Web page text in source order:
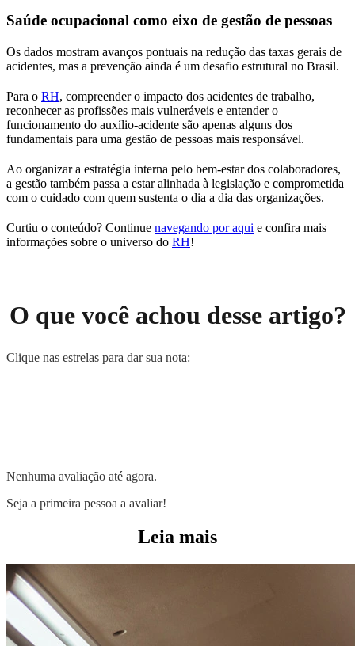
Saúde ocupacional como eixo de gestão de pessoas
Os dados mostram avanços pontuais na redução das taxas gerais de
acidentes, mas a prevenção ainda é um desafio estrutural no Brasil.
Para o RH, compreender o impacto dos acidentes de trabalho,
reconhecer as profissões mais vulneráveis e entender o
funcionamento do auxílio-acidente são apenas alguns dos
fundamentais para uma gestão de pessoas mais responsável.
Ao organizar a estratégia interna pelo bem-estar dos colaboradores,
a gestão também passa a estar alinhada à legislação e comprometida
com o cuidado com quem sustenta o dia a dia das organizações.
Curtiu o conteúdo? Continue navegando por aqui e confira mais
informações sobre o universo do RH!
O que você achou desse artigo?
Clique nas estrelas para dar sua nota:
Nenhuma avaliação até agora.
Seja a primeira pessoa a avaliar!
Leia mais